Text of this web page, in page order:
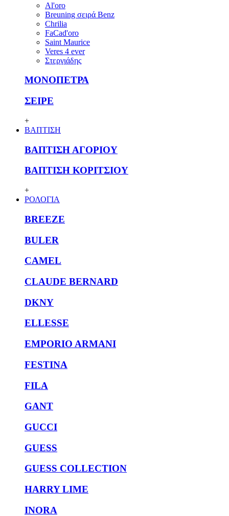
Al'oro
Breuning σειρά Benz
Chrilia
FaCad'oro
Saint Maurice
Veres 4 ever
Στεργιάδης
ΜΟΝΟΠΕΤΡΑ
ΣΕΙΡΕ
+
ΒΑΠΤΙΣΗ
ΒΑΠΤΙΣΗ ΑΓΟΡΙΟΥ
ΒΑΠΤΙΣΗ ΚΟΡΙΤΣΙΟΥ
+
ΡΟΛΟΓΙΑ
BREEZE
BULER
CAMEL
CLAUDE BERNARD
DKNY
ELLESSE
EMPORIO ARMANI
FESTINA
FILA
GANT
GUCCI
GUESS
GUESS COLLECTION
HARRY LIME
INORA